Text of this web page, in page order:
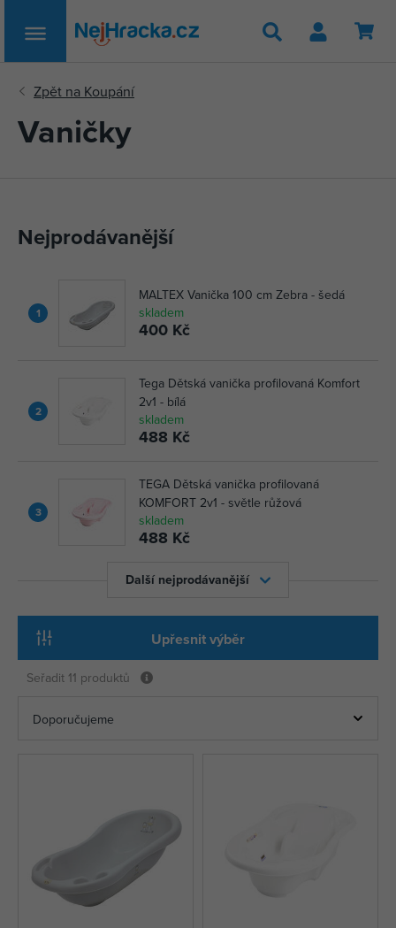
Hledat
Vaničky
Nejprodávanější
1
MALTEX Vanička 100 cm Zebra - šedá
skladem
400 Kč
2
Tega Dětská vanička profilovaná Komfort
2v1 - bílá
skladem
488 Kč
3
TEGA Dětská vanička profilovaná
KOMFORT 2v1 - světle růžová
skladem
488 Kč
Další nejprodávanější
Upřesnit výběr
Seřadit 11 produktů